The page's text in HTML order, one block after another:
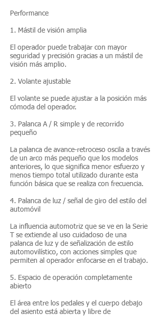
Performance
1. Mástil de visión amplia
El operador puede trabajar con mayor
seguridad y precisión gracias a un mástil de
visión más amplio.
2. Volante ajustable
El volante se puede ajustar a la posición más
cómoda del operador.
3. Palanca A / R simple y de recorrido
pequeño
La palanca de avance-retroceso oscila a través
de un arco más pequeño que los modelos
anteriores, lo que significa menor esfuerzo y
menos tiempo total utilizado durante esta
función básica que se realiza con frecuencia.
4. Palanca de luz / señal de giro del estilo del
automóvil
La influencia automotriz que se ve en la Serie
T se extiende al uso cuidadoso de una
palanca de luz y de señalización de estilo
automovilístico, con acciones simples que
permiten al operador enfocarse en el trabajo.
5. Espacio de operación completamente
abierto
El área entre los pedales y el cuerpo debajo
del asiento está abierta y libre de